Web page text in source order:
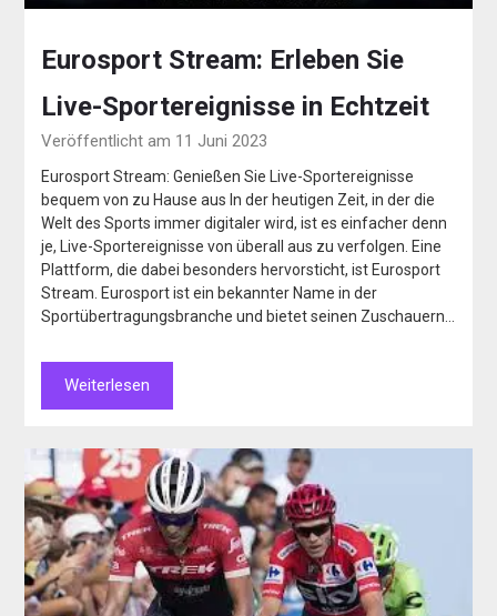
Eurosport Stream: Erleben Sie
Live-Sportereignisse in Echtzeit
Veröffentlicht am 11 Juni 2023
Eurosport Stream: Genießen Sie Live-Sportereignisse
bequem von zu Hause aus In der heutigen Zeit, in der die
Welt des Sports immer digitaler wird, ist es einfacher denn
je, Live-Sportereignisse von überall aus zu verfolgen. Eine
Plattform, die dabei besonders hervorsticht, ist Eurosport
Stream. Eurosport ist ein bekannter Name in der
Sportübertragungsbranche und bietet seinen Zuschauern…
Weiterlesen